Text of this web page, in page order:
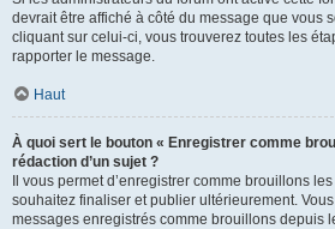
devrait être affiché à côté du message que vous
cliquant sur celui-ci, vous trouverez toutes les
rapporter le message.
Haut
À quoi sert le bouton « Enregistrer comme
rédaction d’un sujet ?
Il vous permet d’enregistrer comme brouillons
souhaitez finaliser et publier ultérieurement.
messages enregistrés comme brouillons depuis